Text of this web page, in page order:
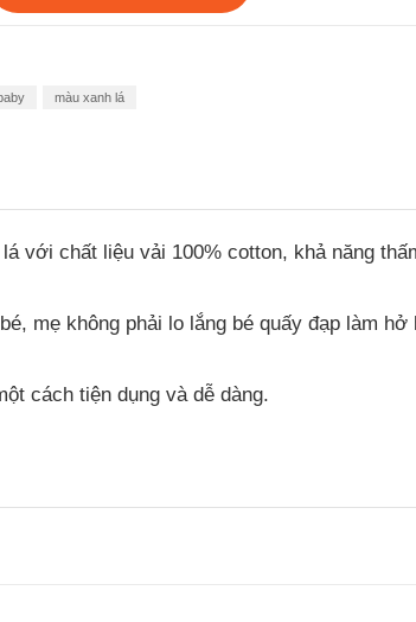
màu xanh lá
với chất liệu vải 100% cotton, khả năng
mẹ không phải lo lắng bé quấy đạp làm hở
cách tiện dụng và dễ dàng.